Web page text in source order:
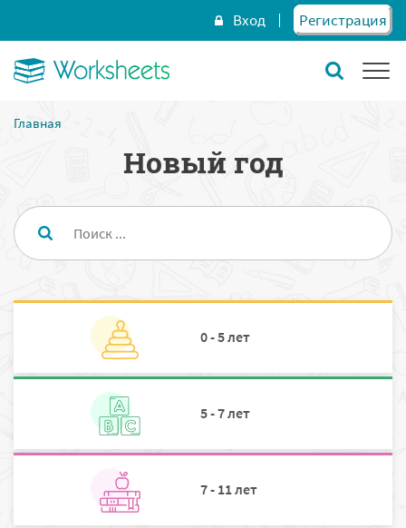
Вход Регистрация
Главная
Новый год
0 - 5 лет
5 - 7 лет
7 - 11 лет